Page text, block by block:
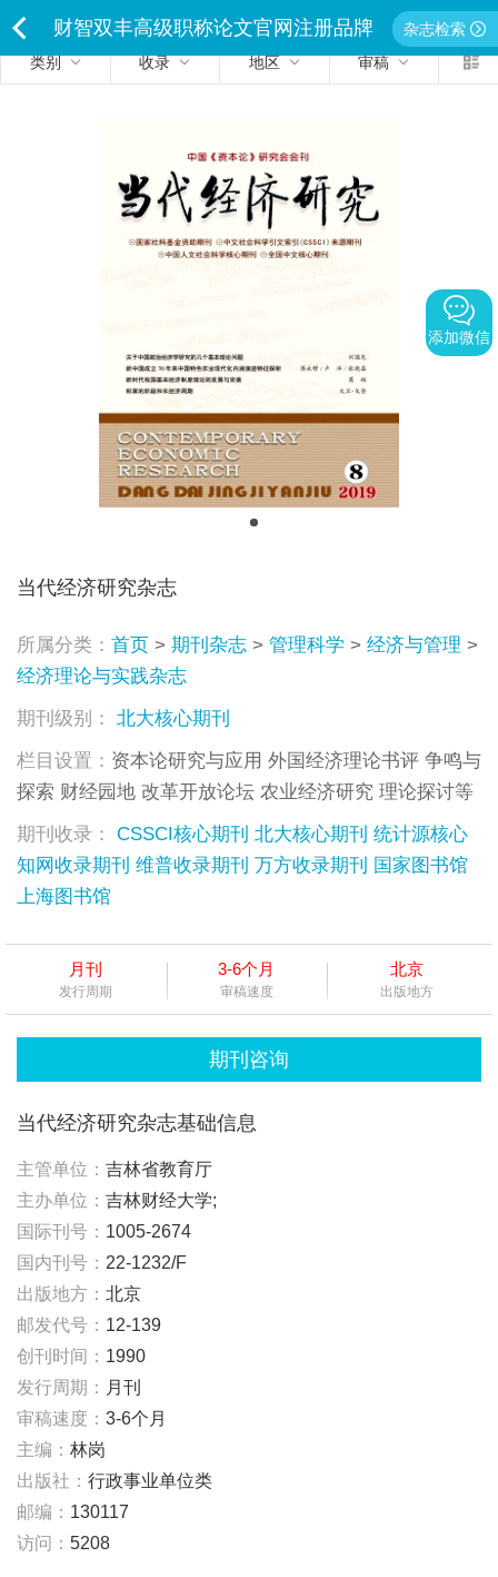
财智双丰高级职称论文官网注册品牌
独家经营严禁侵权违者必究
杂志检索
类别
收录 地区 审稿
当代经济研究杂志
所属分类： 首页 > 期刊杂志 > 管理科学 > 经济与管理 >
经济理论与实践杂志
期刊级别：
北大核心期刊
栏目设置： 资本论研究与应用 外国经济理论书评 争鸣与
探索 财经园地 改革开放论坛 农业经济研究 理论探讨等
期刊收录：
CSSCI核心期刊 北大核心期刊 统计源核心
知网收录期刊 维普收录期刊 万方收录期刊
国家图书馆
上海图书馆
月刊
发行周期
3-6个月
审稿速度
北京
出版地方
期刊咨询
当代经济研究杂志基础信息
主管单位： 吉林省教育厅
主办单位： 吉林财经大学;
国际刊号： 1005-2674
国内刊号： 22-1232/F
出版地方： 北京
邮发代号： 12-139
创刊时间： 1990
发行周期： 月刊
审稿速度： 3-6个月
主编： 林岗
出版社： 行政事业单位类
邮编： 130117
访问： 5208
添加微信